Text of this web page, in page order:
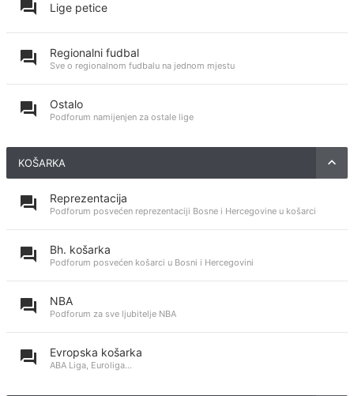
Lige petice
Regionalni fudbal
Sve o regionalnom fudbalu na jednom mjestu
Ostalo
Podforum namijenjen za ostale lige
KOŠARKA
Reprezentacija
Podforum posvećen reprezentaciji Bosne i Hercegovine u košarci
Bh. košarka
Podforum posvećen košarci u Bosni i Hercegovini
NBA
Podforum za sve ljubitelje NBA
Evropska košarka
ABA Liga, Euroliga...